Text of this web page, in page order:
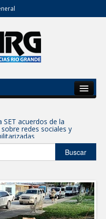
SET acuerdos de la
sobre redes sociales y
DE
EL RITMO DE LAS OBRAS
Civil de Reynosa
lluvias
Buscar